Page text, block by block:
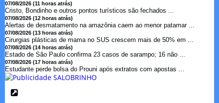
07/08/2026 (11 horas atrás)
Cristo, Bondinho e outros pontos turísticos são fechados ...
07/08/2026 (12 horas atrás)
Alertas de desmatamento na amazônia caem ao menor patamar ...
07/08/2026 (13 horas atrás)
Cirurgias plásticas de mama no SUS crescem mais de 50% em ...
07/08/2026 (14 horas atrás)
Estado de São Paulo confirma 23 casos de sarampo; 16 não ...
07/08/2026 (17 horas atrás)
Estudante perde bolsa do Prouni após extratos com apostas ...